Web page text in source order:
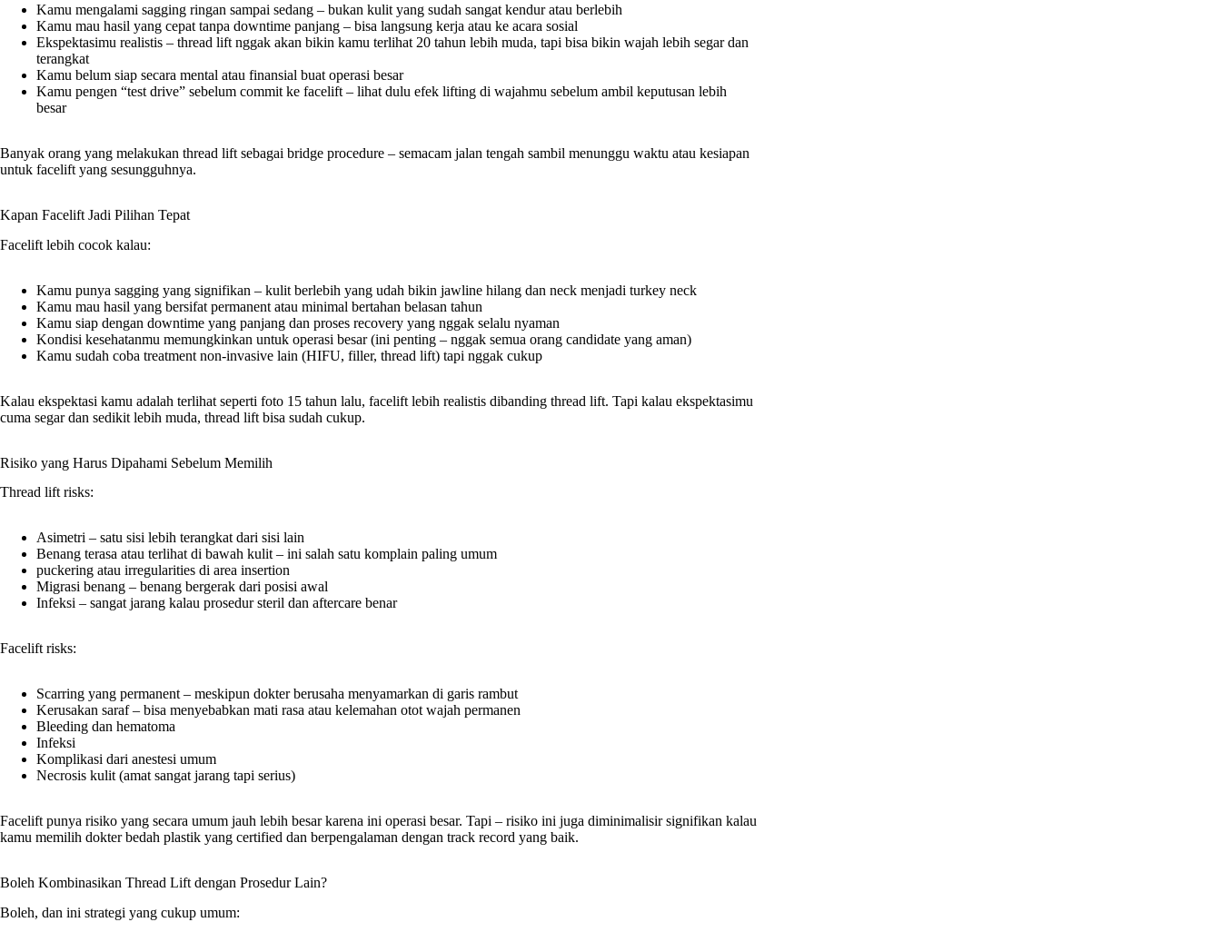
Kamu mengalami sagging ringan sampai sedang – bukan kulit yang sudah sangat kendur atau berlebih
Kamu mau hasil yang cepat tanpa downtime panjang – bisa langsung kerja atau ke acara sosial
Ekspektasimu realistis – thread lift nggak akan bikin kamu terlihat 20 tahun lebih muda, tapi bisa bikin wajah lebih segar dan
terangkat
Kamu belum siap secara mental atau finansial buat operasi besar
Kamu pengen “test drive” sebelum commit ke facelift – lihat dulu efek lifting di wajahmu sebelum ambil keputusan lebih
besar
Banyak orang yang melakukan thread lift sebagai bridge procedure – semacam jalan tengah sambil menunggu waktu atau kesiapan
untuk facelift yang sesungguhnya.
Kapan Facelift Jadi Pilihan Tepat
Facelift lebih cocok kalau:
Kamu punya sagging yang signifikan – kulit berlebih yang udah bikin jawline hilang dan neck menjadi turkey neck
Kamu mau hasil yang bersifat permanent atau minimal bertahan belasan tahun
Kamu siap dengan downtime yang panjang dan proses recovery yang nggak selalu nyaman
Kondisi kesehatanmu memungkinkan untuk operasi besar (ini penting – nggak semua orang candidate yang aman)
Kamu sudah coba treatment non-invasive lain (HIFU, filler, thread lift) tapi nggak cukup
Kalau ekspektasi kamu adalah terlihat seperti foto 15 tahun lalu, facelift lebih realistis dibanding thread lift. Tapi kalau ekspektasimu
cuma segar dan sedikit lebih muda, thread lift bisa sudah cukup.
Risiko yang Harus Dipahami Sebelum Memilih
Thread lift risks:
Asimetri – satu sisi lebih terangkat dari sisi lain
Benang terasa atau terlihat di bawah kulit – ini salah satu komplain paling umum
puckering atau irregularities di area insertion
Migrasi benang – benang bergerak dari posisi awal
Infeksi – sangat jarang kalau prosedur steril dan aftercare benar
Facelift risks:
Scarring yang permanent – meskipun dokter berusaha menyamarkan di garis rambut
Kerusakan saraf – bisa menyebabkan mati rasa atau kelemahan otot wajah permanen
Bleeding dan hematoma
Infeksi
Komplikasi dari anestesi umum
Necrosis kulit (amat sangat jarang tapi serius)
Facelift punya risiko yang secara umum jauh lebih besar karena ini operasi besar. Tapi – risiko ini juga diminimalisir signifikan kalau
kamu memilih dokter bedah plastik yang certified dan berpengalaman dengan track record yang baik.
Boleh Kombinasikan Thread Lift dengan Prosedur Lain?
Boleh, dan ini strategi yang cukup umum: